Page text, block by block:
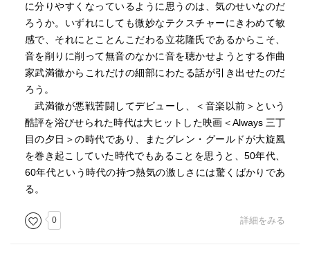
に分りやすくなっているように思うのは、気のせいなのだ
ろうか。いずれにしても微妙なテクスチャーにきわめて敏
感で、それにとことんこだわる立花隆氏であるからこそ、
音を削りに削って無音のなかに音を聴かせようとする作曲
家武満徹からこれだけの細部にわたる話が引き出せたのだ
ろう。
武満徹が悪戦苦闘してデビューし、＜音楽以前＞という
酷評を浴びせられた時代は大ヒットした映画＜Always 三丁
目の夕日＞の時代であり、またグレン・グールドが大旋風
を巻き起こしていた時代でもあることを思うと、50年代、
60年代という時代の持つ熱気の激しさには驚くばかりであ
る。
0 詳細をみる